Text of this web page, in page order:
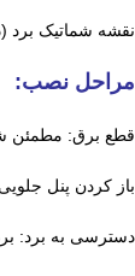
نقشه شماتیک برد
مراحل نصب:
قطع برق: مطمئن
باز کردن پنل
دسترسی به برد: